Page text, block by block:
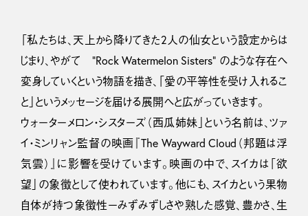
「私たちは、天上から降りてきた2人の仙女という設定からは
じまり、やがて ”Rock Watermelon Sisters” のような存在へ
変身していくという物語を描き、「愛の平等性を受け入れるこ
と」というメッセージを届ける展開へと広がっていきます。
ウォーターメロン・シスターズ（西瓜姉妹」という名前は、ツァ
イ・ミンリャン監督の映画『The Wayward Cloud（邦題は浮
気雲）』に影響を受けています。映画の中で、スイカは「欲
望」の象徴として使われています。他にも、スイカという果物
自体が持つ象徴性ーみずみずしさや熟した感覚、豊かさ、生